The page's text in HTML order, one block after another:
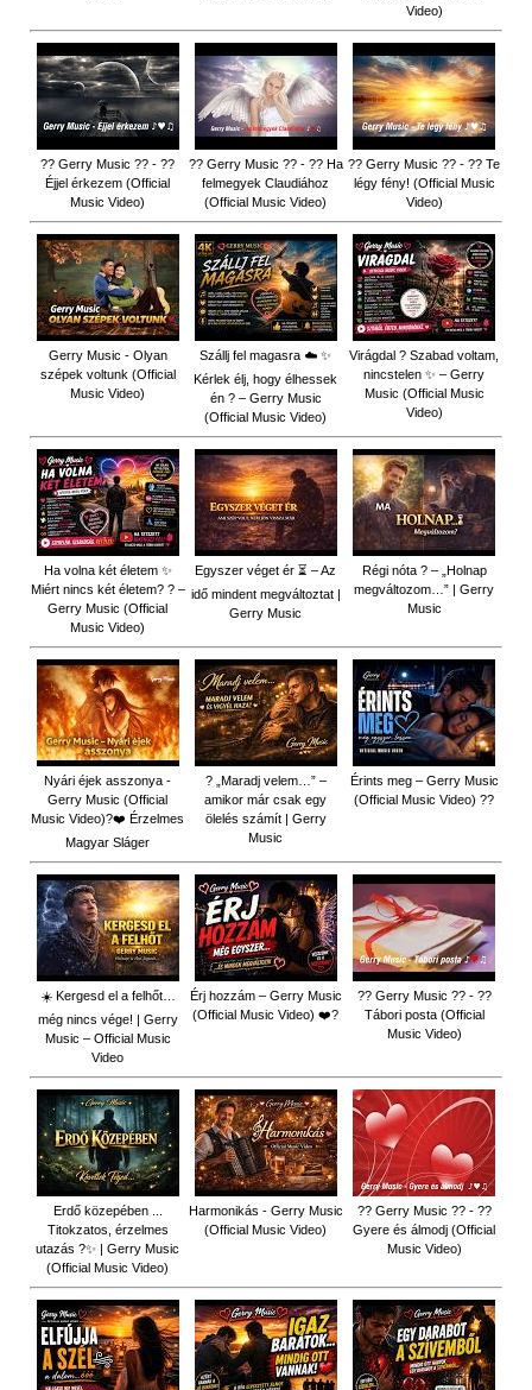
Video)
?? Gerry Music ?? - ??
Éjjel érkezem (Official
Music Video)
?? Gerry Music ?? - ?? Ha
felmegyek Claudiához
(Official Music Video)
?? Gerry Music ?? - ?? Te
légy fény! (Official Music
Video)
Gerry Music - Olyan
szépek voltunk (Official
Music Video)
Szállj fel magasra ☁️ ✨
Kérlek élj, hogy élhessek
én ? – Gerry Music
(Official Music Video)
Virágdal ? Szabad voltam,
nincstelen ✨ – Gerry
Music (Official Music
Video)
Ha volna két életem ✨
Miért nincs két életem? ? –
Gerry Music (Official
Music Video)
Egyszer véget ér ⏳ – Az
idő mindent megváltoztat |
Gerry Music
Régi nóta ? – „Holnap
megváltozom…” | Gerry
Music
Nyári éjek asszonya -
Gerry Music (Official
Music Video)?❤️ Érzelmes
Magyar Sláger
? „Maradj velem…” –
amikor már csak egy
ölelés számít | Gerry
Music
Érints meg – Gerry Music
(Official Music Video) ??
☀️ Kergesd el a felhőt…
még nincs vége! | Gerry
Music – Official Music
Video
Érj hozzám – Gerry Music
(Official Music Video) ❤️?
?? Gerry Music ?? - ??
Tábori posta (Official
Music Video)
Erdő közepében ...
Titokzatos, érzelmes
utazás ?✨ | Gerry Music
(Official Music Video)
Harmonikás - Gerry Music
(Official Music Video)
?? Gerry Music ?? - ??
Gyere és álmodj (Official
Music Video)